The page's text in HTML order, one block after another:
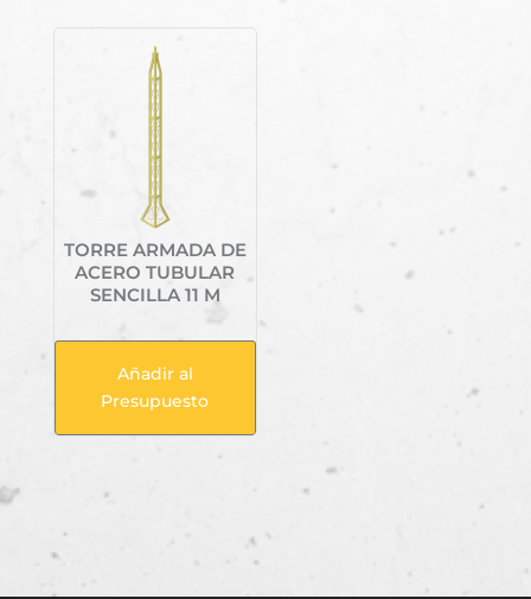
TORRE ARMADA DE
ACERO TUBULAR
SENCILLA 11 M
Añadir al
Presupuesto